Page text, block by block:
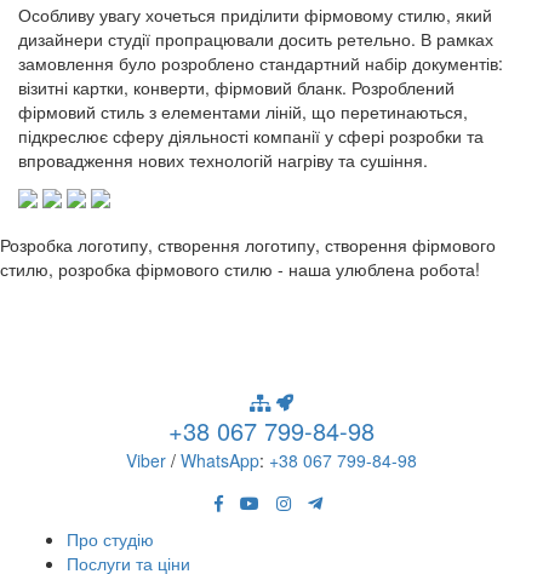
Особливу увагу хочеться приділити фірмовому стилю, який
дизайнери студії пропрацювали досить ретельно. В рамках
замовлення було розроблено стандартний набір документів:
візитні картки, конверти, фірмовий бланк. Розроблений
фірмовий стиль з елементами ліній, що перетинаються,
підкреслює сферу діяльності компанії у сфері розробки та
впровадження нових технологій нагріву та сушіння.
Розробка логотипу, створення логотипу, створення фірмового
стилю, розробка фірмового стилю - наша улюблена робота!
+38 067 799-84-98
Viber / WhatsApp: +38 067 799-84-98
Про студію
Послуги та ціни